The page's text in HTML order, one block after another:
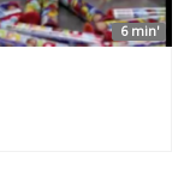
6 min'